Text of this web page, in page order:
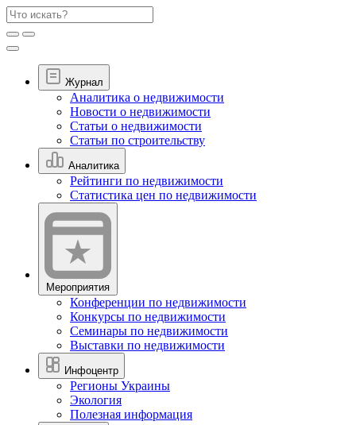
Журнал
Аналитика о недвижимости
Новости о недвижимости
Статьи о недвижимости
Статьи по строительству
Аналитика
Рейтинги по недвижимости
Статистика цен по недвижимости
Мероприятия
Конференции по недвижимости
Конкурсы по недвижимости
Семинары по недвижимости
Выставки по недвижимости
Инфоцентр
Регионы Украины
Экология
Полезная информация